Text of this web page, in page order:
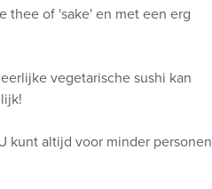
thee of 'sake' en met een erg
vegetarische sushi kan
kunt altijd voor minder personen